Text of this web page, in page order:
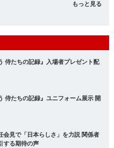
もっと見る
侍たちの記録』入場者プレゼント配
侍たちの記録』ユニフォーム展示 開
会見で「日本らしさ」を力説 関係者
する期待の声